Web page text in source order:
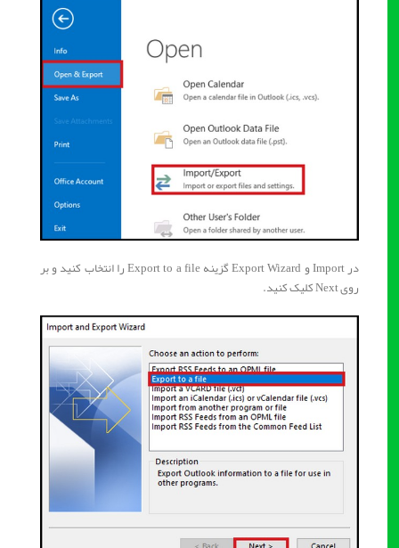
در Import و Export Wizard گزینه Export to a file را انتخاب کنید و بر
روی Next کلیک کنید.